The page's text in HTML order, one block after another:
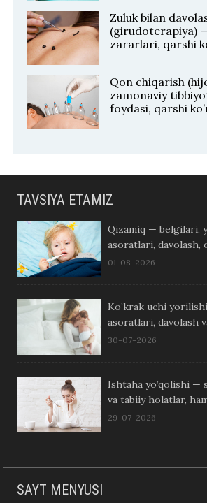
Zuluk bilan
(girudoterapiya)
zararlari, qarshi
Qon chiqarish
zamonaviy
foydasi, qarshi
TAVSIYA ETAMIZ
Qizamiq — belgilari,
asoratlari, davolash,
01-08-2026
Ko’krak uchi
asoratlari, davolash
30-07-2026
Ishtaha yo’qolishi —
va tabiiy holatlar,
29-07-2026
SAYT MENYUSI